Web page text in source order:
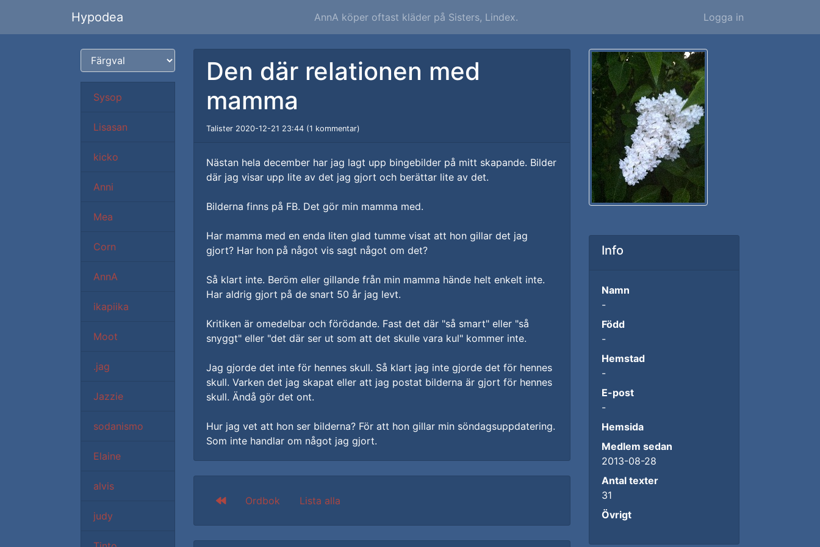
Hypodea AnnA köper oftast kläder på Sisters, Lindex. Logga in
Sysop
Lisasan
kicko
Anni
Mea
Corn
AnnA
ikapiika
Moot
.jag
Jazzie
sodanismo
Elaine
alvis
judy
Den där relationen med
mamma
Talister 2020-12-21 23:44 (1 kommentar)
Nästan hela december har jag lagt upp bingebilder på mitt skapande. Bilder
där jag visar upp lite av det jag gjort och berättar lite av det.
Bilderna finns på FB. Det gör min mamma med.
Har mamma med en enda liten glad tumme visat att hon gillar det jag
gjort? Har hon på något vis sagt något om det?
Så klart inte. Beröm eller gillande från min mamma hände helt enkelt inte.
Har aldrig gjort på de snart 50 år jag levt.
Kritiken är omedelbar och förödande. Fast det där "så smart" eller "så
snyggt" eller "det där ser ut som att det skulle vara kul" kommer inte.
Jag gjorde det inte för hennes skull. Så klart jag inte gjorde det för hennes
skull. Varken det jag skapat eller att jag postat bilderna är gjort för hennes
skull. Ändå gör det ont.
Hur jag vet att hon ser bilderna? För att hon gillar min söndagsuppdatering.
Som inte handlar om något jag gjort.
Ordbok Lista alla
Info
Namn
-
Född
-
Hemstad
-
E-post
-
Hemsida
Medlem sedan
2013-08-28
Antal texter
31
Övrigt